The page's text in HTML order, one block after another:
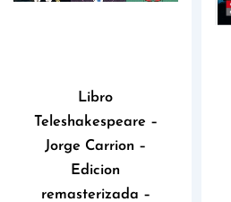
Libro
Teleshakespeare –
Jorge Carrion –
Edicion
remasterizada –